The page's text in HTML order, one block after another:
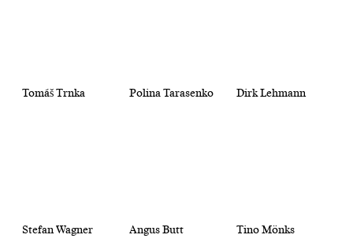
Tomáš Trnka Polina Tarasenko Dirk Lehmann
Stefan Wagner Angus Butt Tino Mönks